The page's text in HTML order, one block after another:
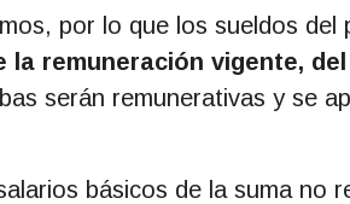
por lo que los sueldos del
remuneración vigente, del
serán remunerativas y se
básicos de la suma no